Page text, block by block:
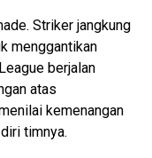
Striker jangkung
menggantikan
berjalan
atas
kemenangan
timnya.